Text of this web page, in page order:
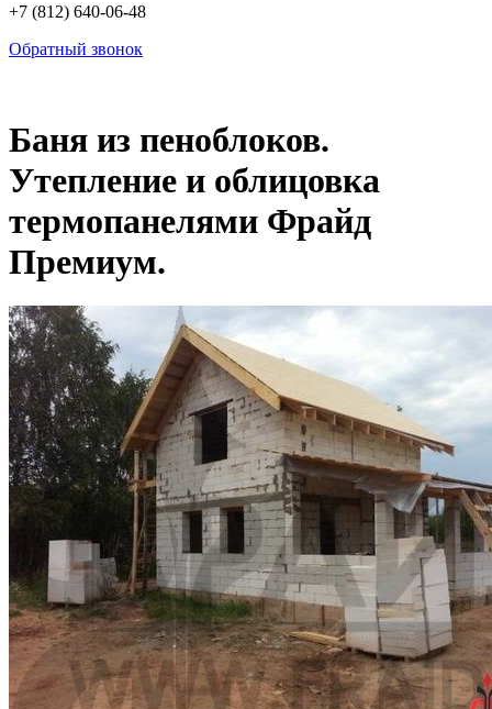
+7 (812) 640-06-48
Обратный звонок
Баня из пеноблоков.
Утепление и облицовка
термопанелями Фрайд
Премиум.